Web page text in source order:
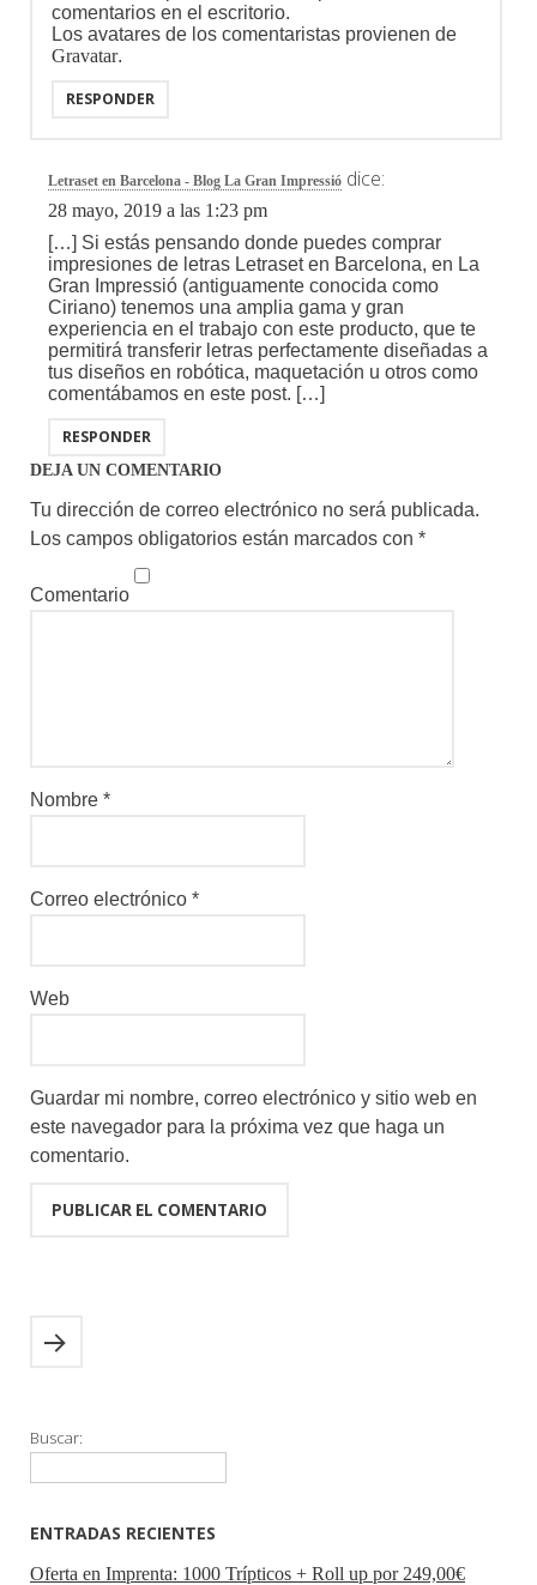
comentarios en el escritorio.
Los avatares de los comentaristas provienen de
Gravatar.
RESPONDER
Letraset en Barcelona - Blog La Gran Impressió dice:
28 mayo, 2019 a las 1:23 pm
[…] Si estás pensando donde puedes comprar
impresiones de letras Letraset en Barcelona, en La
Gran Impressió (antiguamente conocida como
Ciriano) tenemos una amplia gama y gran
experiencia en el trabajo con este producto, que te
permitirá transferir letras perfectamente diseñadas a
tus diseños en robótica, maquetación u otros como
comentábamos en este post. […]
RESPONDER
DEJA UN COMENTARIO
Tu dirección de correo electrónico no será publicada.
Los campos obligatorios están marcados con *
Comentario
Nombre *
Correo electrónico *
Web
Guardar mi nombre, correo electrónico y sitio web en
este navegador para la próxima vez que haga un
comentario.
Buscar:
ENTRADAS RECIENTES
Oferta en Imprenta: 1000 Trípticos + Roll up por 249,00€